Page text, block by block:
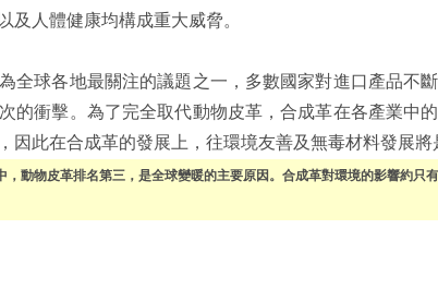
及人體健康均構成重大威脅。
全球各地最關注的議題之一，多數國家對進口產品不
的衝擊。為了完全取代動物皮革，合成革在各產業中
因此在合成革的發展上，往環境友善及無毒材料發展將
動物皮革排名第三，是全球變暖的主要原因。合成革對環境的影響約只